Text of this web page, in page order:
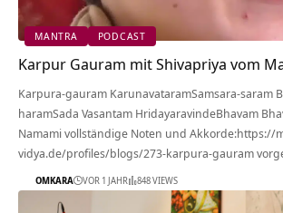
MANTRA PODCAST
Karpur Gauram mit Shivapriya vom
Karpura-gauram KarunavataramSamsara-saram
haramSada Vasantam HridayaravindeBhavam
Namami vollständige Noten und Akkorde:https://
vidya.de/profiles/blogs/273-karpura-gauram
OMKARA VOR 1 JAHR 848 VIEWS